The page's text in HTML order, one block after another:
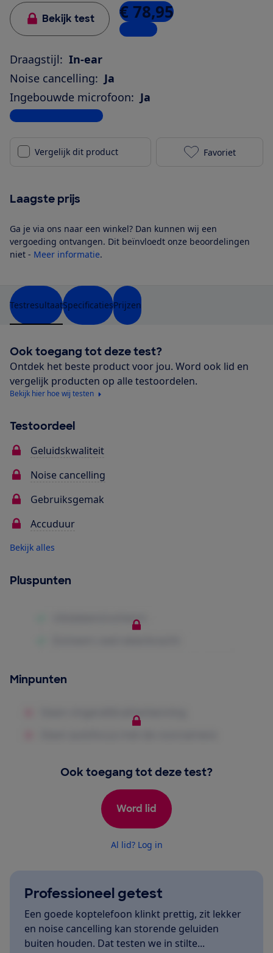
Bekijk test € 78,95
1 winkel
Draagstijl: In-ear
Noise cancelling: Ja
Ingebouwde microfoon: Ja
Bekijk alle specificaties
Vergelijk dit product OnePlus
Favoriet
Laagste prijs
Ga je via ons naar een winkel? Dan kunnen wij een
vergoeding ontvangen. Dit beïnvloedt onze beoordelingen
niet - Meer informatie.
TestresultaatSpecificatiesPrijzen
Ook toegang tot deze test?
Ontdek het beste product voor jou. Word ook lid en
vergelijk producten op alle testoordelen.
Bekijk hier hoe wij testen
Testoordeel
Geluidskwaliteit
Noise cancelling
Gebruiksgemak
Accuduur
Bekijk alles
Pluspunten
Minpunten
Ook toegang tot deze test?
Word lid
Al lid? Log in
Professioneel getest
Een goede koptelefoon klinkt prettig, zit lekker
en noise cancelling kan storende geluiden
buiten houden. Dat testen we in stilte...